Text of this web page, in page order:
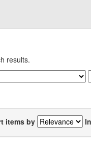
results.
items by